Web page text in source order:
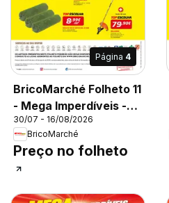
Página 4
BricoMarché Folheto 11
- Mega Imperdíveis -
Chaves
30/07 - 16/08/2026
BricoMarché
Preço no folheto